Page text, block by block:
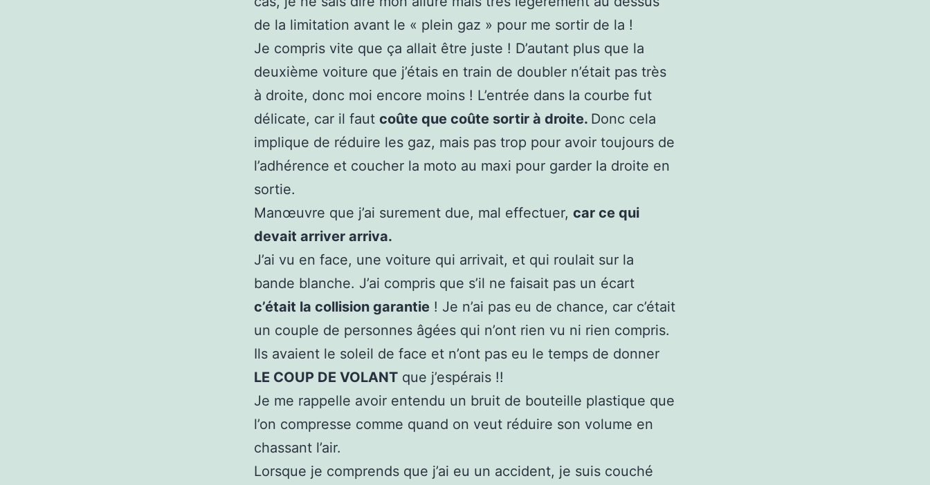
de la limitation avant le « plein gaz » pour me sortir de la !
Je compris vite que ça allait être juste ! D’autant plus que la
deuxième voiture que j’étais en train de doubler n’était pas très
à droite, donc moi encore moins ! L’entrée dans la courbe fut
délicate, car il faut coûte que coûte sortir à droite. Donc cela
implique de réduire les gaz, mais pas trop pour avoir toujours de
l’adhérence et coucher la moto au maxi pour garder la droite en
sortie.
Manœuvre que j’ai surement due, mal effectuer, car ce qui
devait arriver arriva.
J’ai vu en face, une voiture qui arrivait, et qui roulait sur la
bande blanche. J’ai compris que s’il ne faisait pas un écart
c’était la collision garantie ! Je n’ai pas eu de chance, car c’était
un couple de personnes âgées qui n’ont rien vu ni rien compris.
Ils avaient le soleil de face et n’ont pas eu le temps de donner
LE COUP DE VOLANT que j’espérais !!
Je me rappelle avoir entendu un bruit de bouteille plastique que
l’on compresse comme quand on veut réduire son volume en
chassant l’air.
Lorsque je comprends que j’ai eu un accident, je suis couché